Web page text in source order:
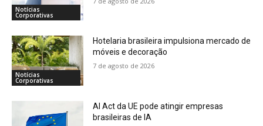
Notícias
Corporativas
Notícias
Corporativas
Hotelaria brasileira impulsiona mercado de
móveis e decoração
7 de agosto de 2026
AI Act da UE pode atingir empresas
brasileiras de IA